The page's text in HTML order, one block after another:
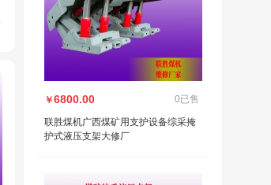
￥6800.00 0已售
联胜煤机广西煤矿用支护设备综采掩
护式液压支架大修厂